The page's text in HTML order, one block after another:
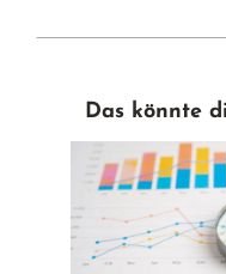
Das könnte